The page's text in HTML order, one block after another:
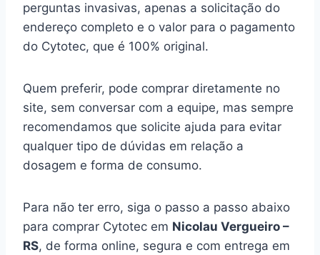
perguntas invasivas, apenas a solicitação do
endereço completo e o valor para o pagamento
do Cytotec, que é 100% original.
Quem preferir, pode comprar diretamente no
site, sem conversar com a equipe, mas sempre
recomendamos que solicite ajuda para evitar
qualquer tipo de dúvidas em relação a
dosagem e forma de consumo.
Para não ter erro, siga o passo a passo abaixo
para comprar Cytotec em Nicolau Vergueiro –
RS, de forma online, segura e com entrega em